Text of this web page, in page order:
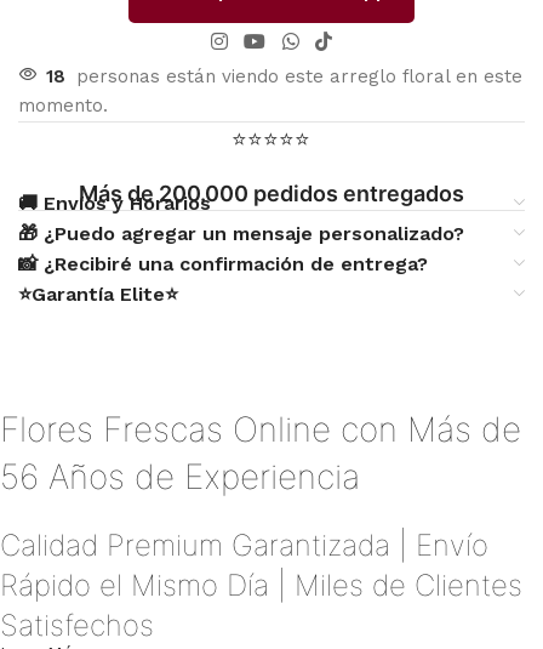
18
personas están viendo este arreglo floral en este
momento.
⭐⭐⭐⭐⭐
Más de 200.000 pedidos entregados
🚚 Envíos y Horarios
🎁 ¿Puedo agregar un mensaje personalizado?
📸 ¿Recibiré una confirmación de entrega?
⭐Garantía Elite⭐
Flores Frescas Online con Más de
56 Años de Experiencia
Calidad Premium Garantizada | Envío
Rápido el Mismo Día | Miles de Clientes
Satisfechos